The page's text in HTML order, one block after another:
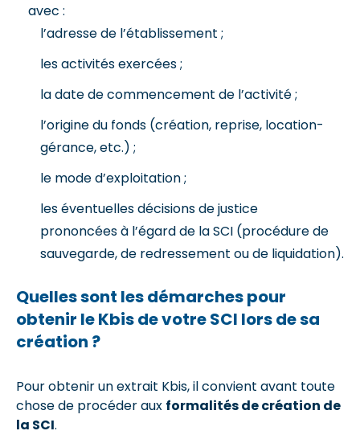
avec :
l’adresse de l’établissement ;
les activités exercées ;
la date de commencement de l’activité ;
l’origine du fonds (création, reprise, location-
gérance, etc.) ;
le mode d’exploitation ;
les éventuelles décisions de justice
prononcées à l’égard de la SCI (procédure de
sauvegarde, de redressement ou de liquidation).
Quelles sont les démarches pour
obtenir le Kbis de votre SCI lors de sa
création ?
Pour obtenir un extrait Kbis, il convient avant toute
chose de procéder aux formalités de création de
la SCI.